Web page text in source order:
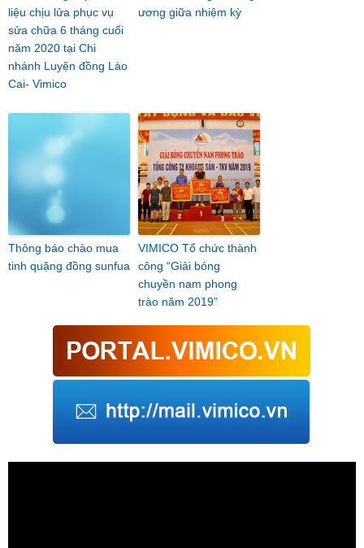
liệu chịu lửa phục vụ
sửa chữa 6 tháng cuối
năm 2020 tại Chi
nhánh Luyện đồng Lào
Cai- Vimico
ương giữa nhiệm kỳ
Thông báo chào mua
tinh quặng đồng sunfua
VIMICO Tổ chức thành
công “Giải bóng
chuyền nam phong
trào năm 2019”